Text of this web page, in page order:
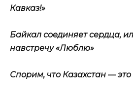
Кавказ!»
Байкал соединяет сердца,
навстречу «Люблю»
Спорим, что Казахстан —